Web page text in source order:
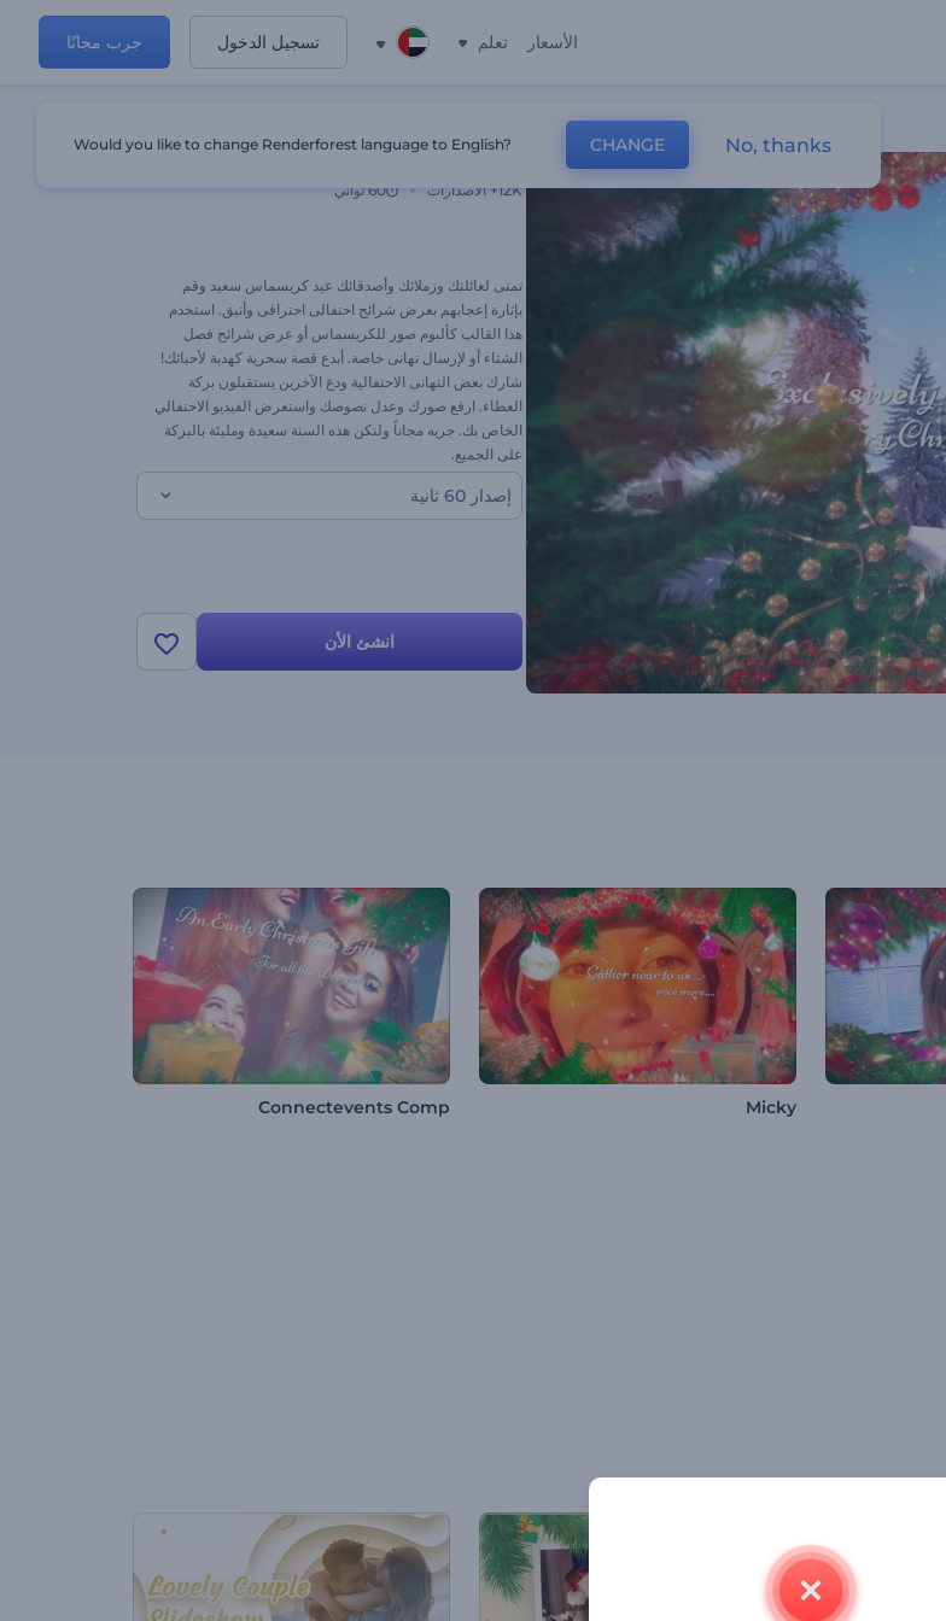
الأسعار تعلم تسجيل الدخول جرب مجانًا
12K+ الاصدارات 60 ثواني
تمنى لعائلتك وزملائك وأصدقائك عيد كريسماس سعيد وقم
بإثارة إعجابهم بعرض شرائح احتفالى احترافى وأنيق. استخدم
هذا القالب كألبوم صور للكريسماس أو عرض شرائح فصل
الشتاء أو لإرسال تهانى خاصة. أبدع قصة سحرية كهدية لأحبائك!
شارك بعض التهانى الاحتفالية ودع الآخرين يستقبلون بركة
العطاء. ارفع صورك وعدل نصوصك واستعرض الفيديو الاحتفالي
الخاص بك. جربه مجاناً ولتكن هذه السنة سعيدة ومليئة بالبركة
على الجميع.
إصدار 60 ثانية
انشئ الأن
Micky
Connectevents Comp
Would you like to change Renderforest language to English? CHANGE No, thanks